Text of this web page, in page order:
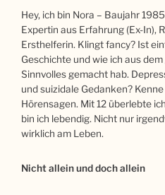
Hey, ich bin Nora – Baujahr
Expertin aus Erfahrung (Ex-In),
Ersthelferin. Klingt fancy? Ist
Geschichte und wie ich aus
Sinnvolles gemacht hab.
und suizidale Gedanken?
Hörensagen. Mit 12 überlebte
bin ich lebendig. Nicht nur
wirklich am Leben.
Nicht allein und doch allein